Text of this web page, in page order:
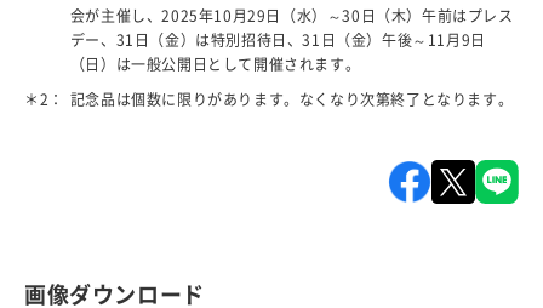
画像ダウンロード
会が主催し、2025年10月29日（水）～30日（木）午前はプレス
デー、31日（金）は特別招待日、31日（金）午後～11月9日
（日）は一般公開日として開催されます。
＊2： 記念品は個数に限りがあります。なくなり次第終了となります。